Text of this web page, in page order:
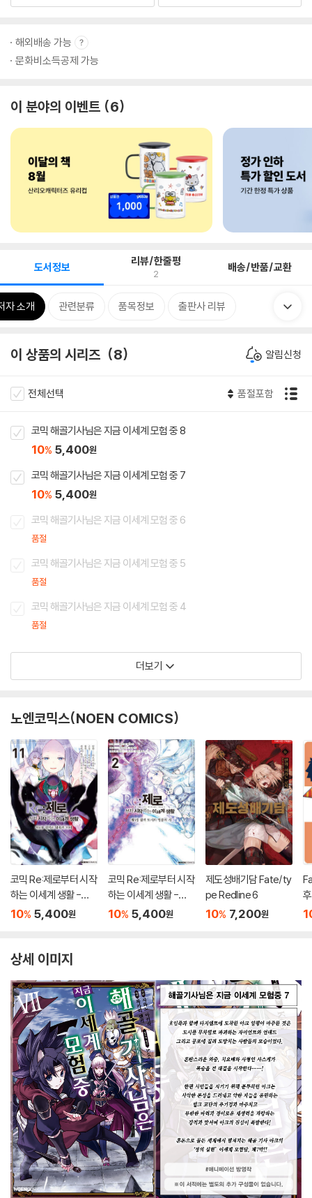
해외배송 가능
문화비소득공제 가능
이 분야의 이벤트 6
도서정보 리뷰/한줄평
2 배송/반품/교환
자 소개 관련분류 품목정보 출판사 리뷰
이 상품의 시리즈 8 알림신청
전체선택 품절포함
코믹 해골기사님은 지금 이세계 모험 중 8
10% 5,400원
코믹 해골기사님은 지금 이세계 모험 중 7
10% 5,400원
코믹 해골기사님은 지금 이세계 모험 중 6
품절
코믹 해골기사님은 지금 이세계 모험 중 5
품절
코믹 해골기사님은 지금 이세계 모험 중 4
품절
더보기
노엔코믹스(NOEN COMICS)
코믹 Re:제로부터 시작
하는 이세계 생활 -제4
장- 11
10% 5,400원
코믹 Re:제로부터 시작
하는 이세계 생활 -제5
장- 2
10% 5,400원
제도성배기담 Fate/ty
pe Redline 6
10% 7,200원
상세 이미지